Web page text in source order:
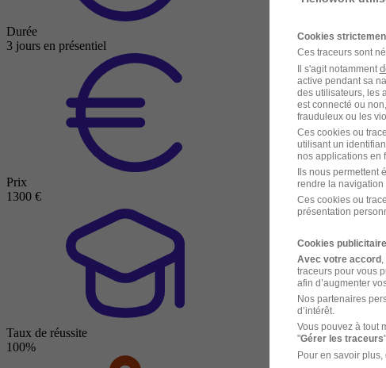
Durée
3 jours en présentiel
Prix
1300 €
Taux de réussite
100%
Cookies
Ces traceurs sont
Il s'agit notamment
active pendant sa
des utilisateurs, les
est connecté ou
frauduleux ou les
Ces cookies ou
utilisant un
nos applications en
Ils nous permettent
rendre la navigation
Ces cookies ou
présentation
Cookies
Avec votre accord,
traceurs pour vous
afin d’augmenter
Nos partenaires
d’intérêt.
Vous pouvez à tout
"Gérer les traceurs
Pour en savoir plus,